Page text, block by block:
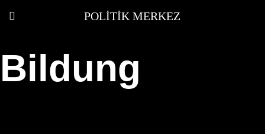
POLITIK MERKEZ
Bildung